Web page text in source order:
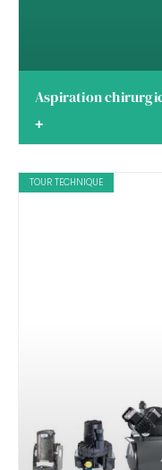
Aspiration
+
TOUR TECHNIQUE